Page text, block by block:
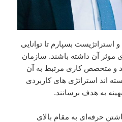
بسپارم تا توانایی
موثر آن داشته باشند. سازمان
و متخصص کاری مرتبط به آن
اند استراتژی های کاربردی
به هدف برسانند.
حرفه‌ای به مقام بالای